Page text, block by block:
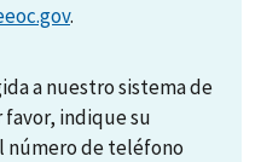
.
a nuestro sistema de
favor, indique su
número de teléfono